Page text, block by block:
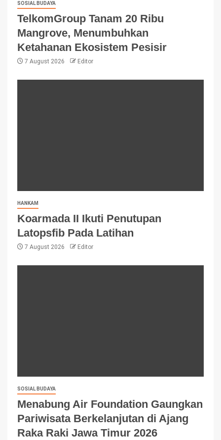
SOSIAL BUDAYA
TelkomGroup Tanam 20 Ribu
Mangrove, Menumbuhkan
Ketahanan Ekosistem Pesisir
7 August 2026 Editor
HANKAM
Koarmada II Ikuti Penutupan
Latopsfib Pada Latihan
7 August 2026 Editor
SOSIAL BUDAYA
Menabung Air Foundation Gaungkan
Pariwisata Berkelanjutan di Ajang
Raka Raki Jawa Timur 2026